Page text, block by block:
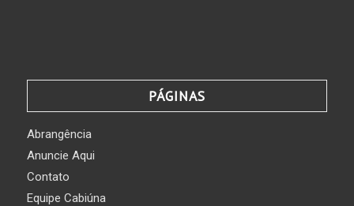
PÁGINAS
Abrangência
Anuncie Aqui
Contato
Equipe Cabiúna